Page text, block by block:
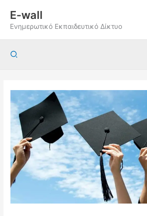
περιεχόμενο
E-wall
Ενημερωτικό Εκπαιδευτικό Δίκτυο
Αναζήτηση